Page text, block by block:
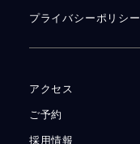
プライバシーポリシー
アクセス
ご予約
採用情報